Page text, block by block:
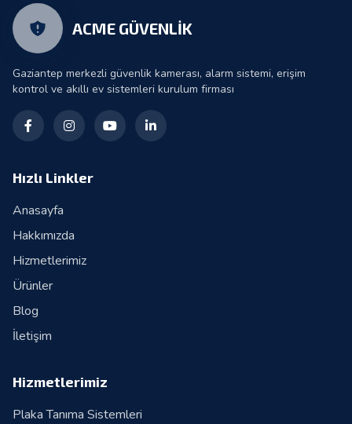
ACME GÜVENLİK
Gaziantep merkezli güvenlik kamerası, alarm sistemi, erişim
kontrol ve akıllı ev sistemleri kurulum firması
Hızlı Linkler
Anasayfa
Hakkımızda
Hizmetlerimiz
Ürünler
Blog
İletişim
Hizmetlerimiz
Plaka Tanıma Sistemleri